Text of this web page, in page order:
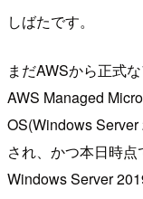
しばたです。
まだAWSから正式
AWS Managed
OS(Windows
され、かつ本日時
Windows Server